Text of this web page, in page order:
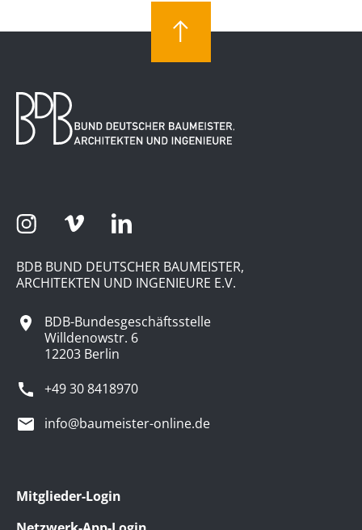
BDB BUND DEUTSCHER BAUMEISTER,
ARCHITEKTEN UND INGENIEURE E.V.
BDB-Bundesgeschäftsstelle
Willdenowstr. 6
12203 Berlin
+49 30 8418970
info@baumeister-online.de
Mitglieder-Login